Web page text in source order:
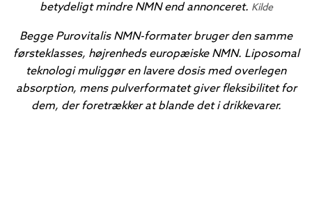
betydeligt mindre NMN end annonceret. Kilde
Begge Purovitalis NMN-formater bruger den samme
førsteklasses, højrenheds europæiske NMN. Liposomal
teknologi muliggør en lavere dosis med overlegen
absorption, mens pulverformatet giver fleksibilitet for
dem, der foretrækker at blande det i drikkevarer.